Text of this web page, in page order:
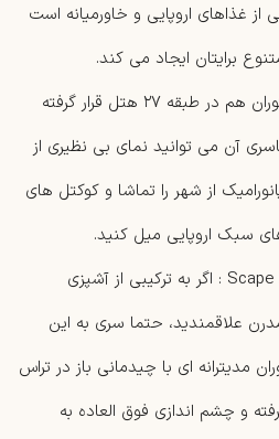
از غذاهای اروپایی و خاورمیانه است
برایتان ایجاد می‌ کند.
Skyview Bar : این رستوران هم در طبقه ۲۷ هتل قرار گرفته
آن می توانید نمای بی ‌نظیری از
از شهر را تماشا و کوکتل ‌های
سبک اروپایی میل کنید.
Scape Restaurant & Lounge : اگر به ترکیبی از آشپزی
علاقمندید، حتما سری به این
مدیترانه ‌ای با چیدمانی باز در تراس
گرفته و چشم ‌اندازی فوق العاده به